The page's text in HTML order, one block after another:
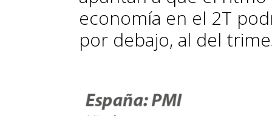
economía en el 2T
por debajo, al del